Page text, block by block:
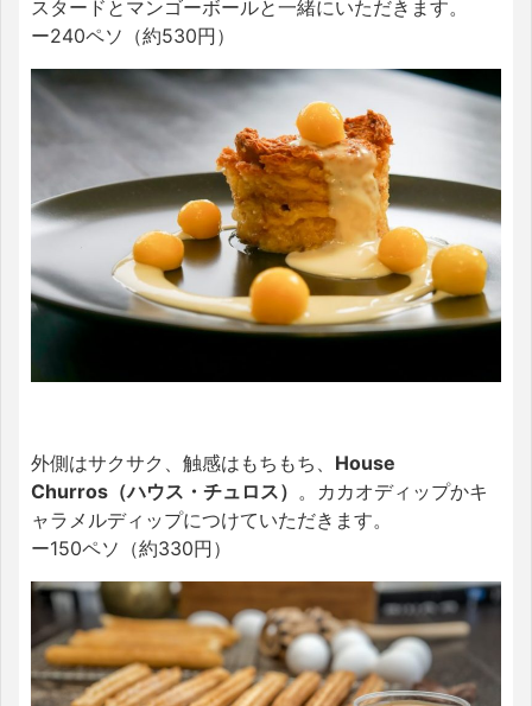
スタードとマンゴーボールと一緒にいただきます。
ー240ペソ（約530円）
外側はサクサク、触感はもちもち、 House
Churros（ハウス・チュロス） 。カカオディップかキ
ャラメルディップにつけていただきます。
ー150ペソ（約330円）